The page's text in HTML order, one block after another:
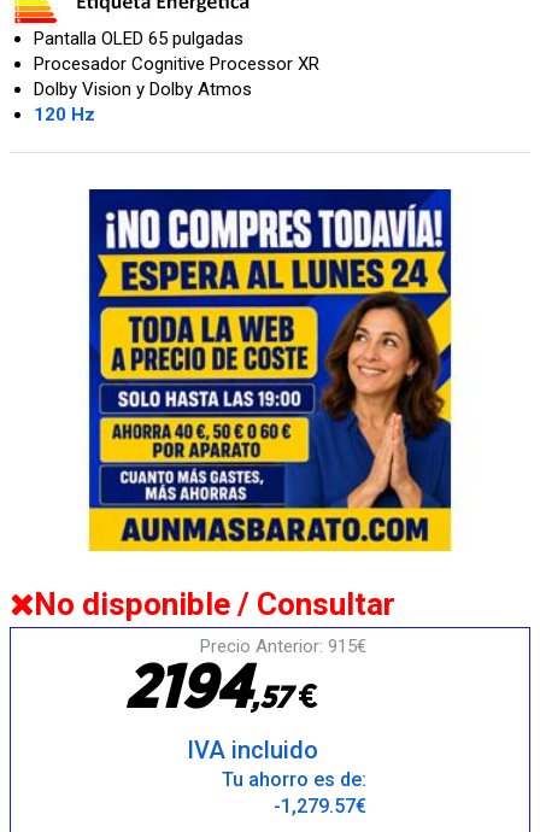
Pantalla OLED 65 pulgadas
Procesador Cognitive Processor XR
Dolby Vision y Dolby Atmos
120 Hz
No disponible / Consultar
Precio Anterior: 915€
2194,57€
IVA incluido
Tu ahorro es de:
-1,279.57€